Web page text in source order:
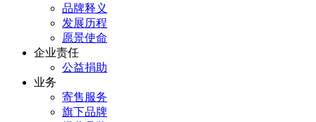
品牌释义
发展历程
愿景使命
企业责任
公益捐助
业务
寄售服务
旗下品牌